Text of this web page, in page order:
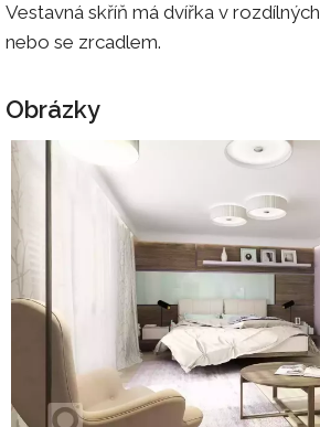
Vestavná skříň má dvířka v
nebo se zrcadlem.
Obrázky